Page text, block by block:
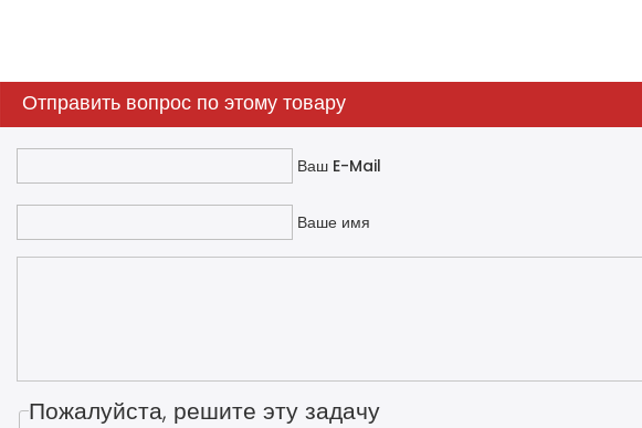
Отправить вопрос по этому товару
Ваш E-Mail
Ваше имя
Пожалуйста, решите эту задачу